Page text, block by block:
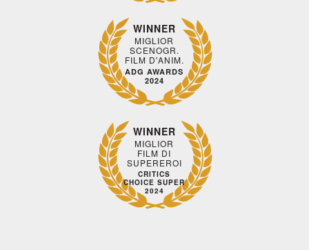
WINNER
MIGLIOR
SCENOGR.
FILM D'ANIM.
ADG AWARDS
2024
WINNER
MIGLIOR
FILM DI
SUPEREROI
CRITICS
CHOICE SUPER
2024